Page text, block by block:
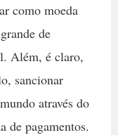
como moeda
de
Além, é claro,
sancionar
através do
de pagamentos.